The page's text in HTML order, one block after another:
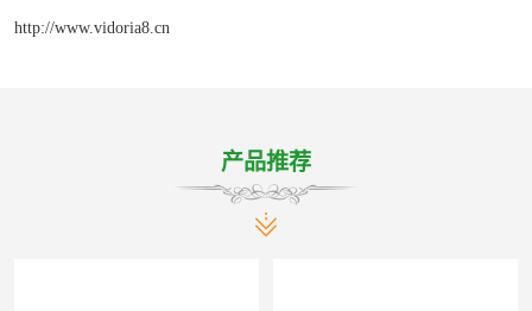
http://www.vidoria8.cn
产品推荐